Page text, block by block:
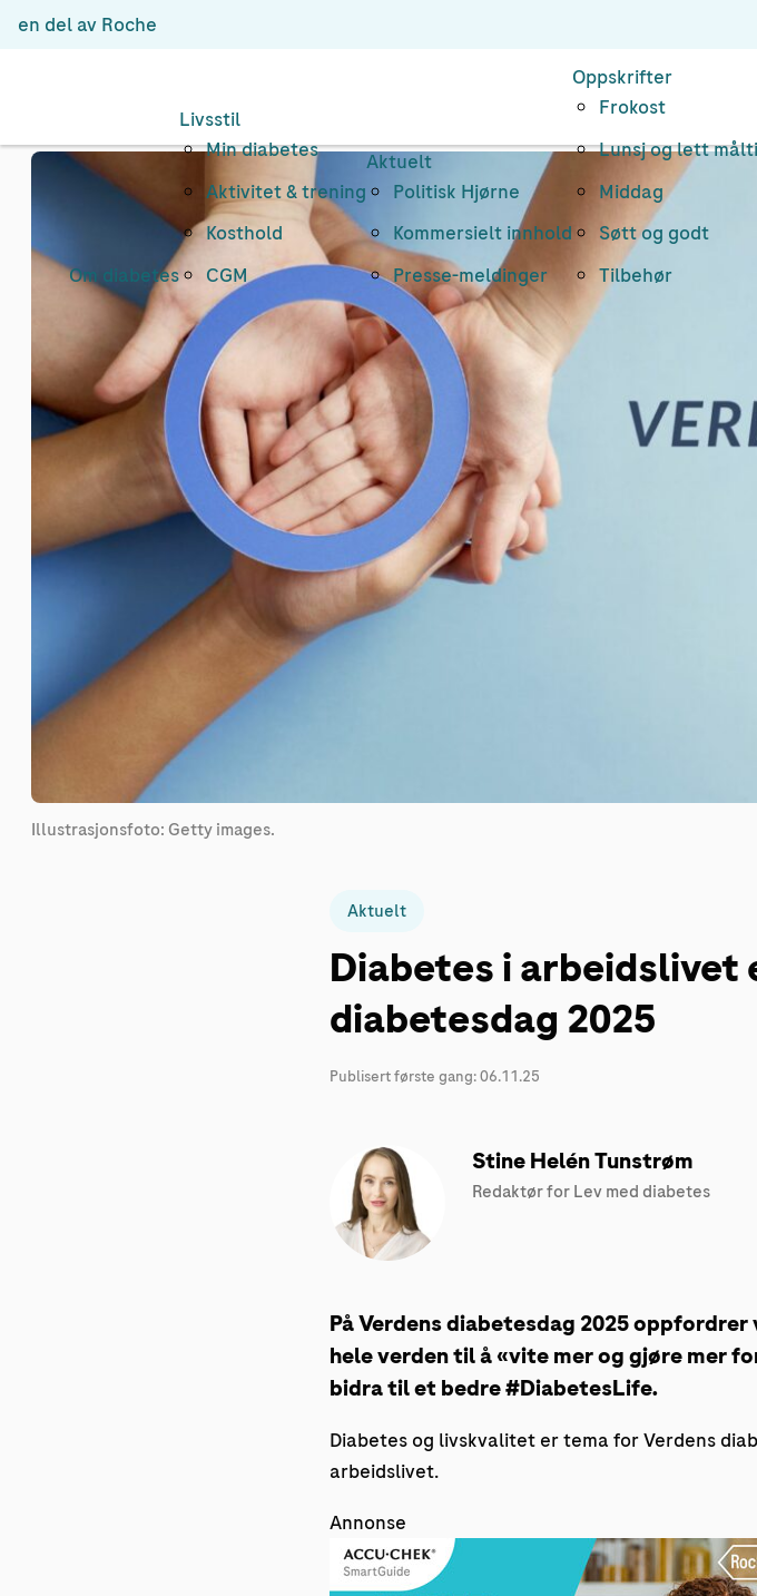
en del av Roche
Om diabetes
Livsstil
Min diabetes
Aktivitet & trening
Kosthold
CGM
Aktuelt
Politisk Hjørne
Kommersielt innhold
Presse-meldinger
Oppskrifter
Frokost
Lunsj og lett
Middag
Søtt og godt
Tilbehør
Illustrasjonsfoto: Getty images.
Aktuelt
Diabetes i arbeidslivet
diabetesdag 2025
Publisert første gang:06.11.25
Stine Helén Tunstrøm
Redaktør for Lev med diabetes
På Verdens diabetesdag 2025
hele verden til å «vite mer og gjøre mer
bidra til et bedre #DiabetesLife.
Diabetes og livskvalitet er tema for Verdens
arbeidslivet.
Annonse